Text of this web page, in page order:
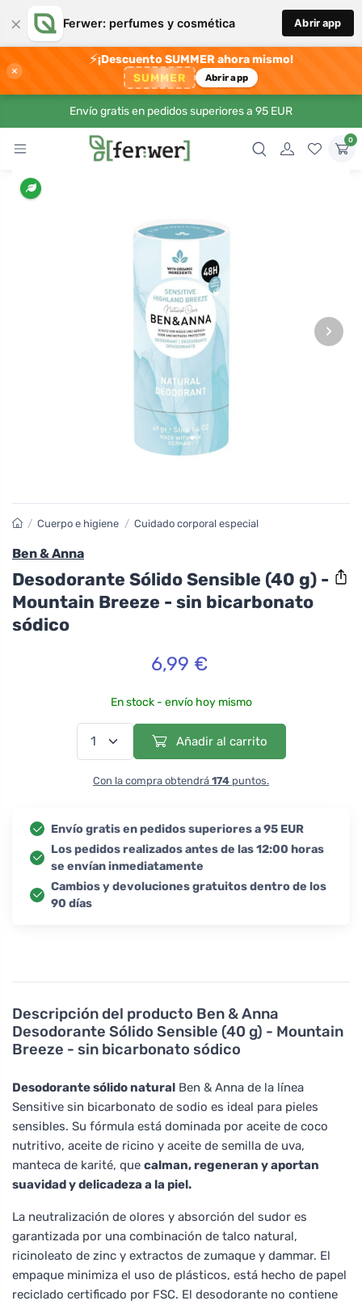
× Ferwer: perfumes y cosmética Abrir app
×
⚡¡Descuento SUMMER ahora mismo!
SUMMER Abrir app
Envío gratis en pedidos superiores a 95 EUR
0
›
Descripción del producto Ben & Anna
Desodorante Sólido Sensible (40 g) - Mountain
Breeze - sin bicarbonato sódico
Desodorante sólido natural Ben & Anna de la línea
Sensitive sin bicarbonato de sodio es ideal para pieles
sensibles. Su fórmula está dominada por aceite de coco
nutritivo, aceite de ricino y aceite de semilla de uva,
manteca de karité, que calman, regeneran y aportan
suavidad y delicadeza a la piel.
La neutralización de olores y absorción del sudor es
garantizada por una combinación de talco natural,
ricinoleato de zinc y extractos de zumaque y dammar. El
empaque minimiza el uso de plásticos, está hecho de papel
reciclado certificado por FSC. El desodorante no contiene
/ Cuerpo e higiene / Cuidado corporal especial
Ben & Anna
Desodorante Sólido Sensible (40 g) -
Mountain Breeze - sin bicarbonato
sódico
6,99 €
En stock - envío hoy mismo
Añadir al carrito
Con la compra obtendrá 174 puntos.
Envío gratis en pedidos superiores a 95 EUR
Los pedidos realizados antes de las 12:00 horas
se envían inmediatamente
Cambios y devoluciones gratuitos dentro de los
90 días